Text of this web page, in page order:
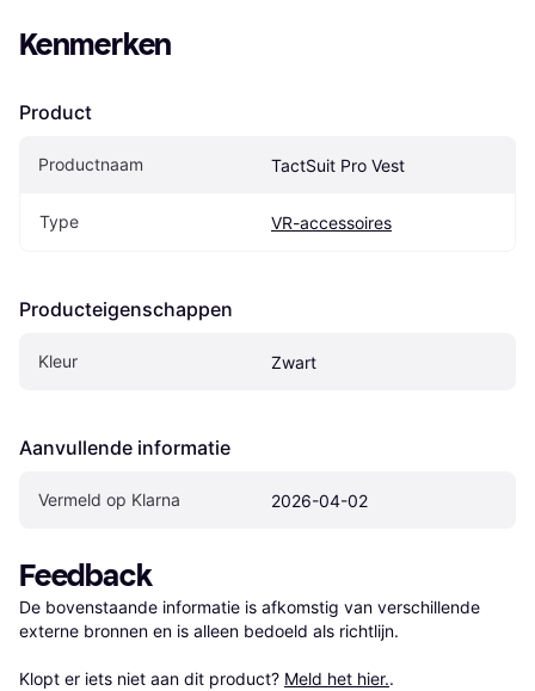
Kenmerken
Product
Productnaam TactSuit Pro Vest
Type VR-accessoires
Producteigenschappen
Kleur Zwart
Aanvullende informatie
Vermeld op Klarna 2026-04-02
Feedback
De bovenstaande informatie is afkomstig van verschillende
externe bronnen en is alleen bedoeld als richtlijn.
Klopt er iets niet aan dit product? Meld het hier..